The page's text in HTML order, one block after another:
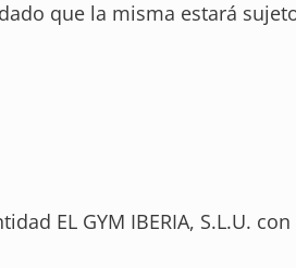
que la misma estará
EL GYM IBERIA, S.L.U. con